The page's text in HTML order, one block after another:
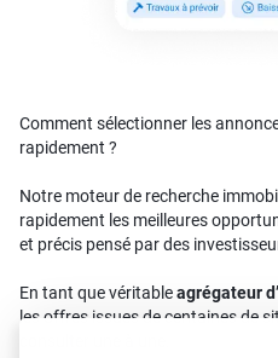
Comment sélectionner les
rapidement ?
Notre moteur de recherche
rapidement les meilleures
et précis pensé par des
En tant que véritableagrégateur
les offres issues de centaines de